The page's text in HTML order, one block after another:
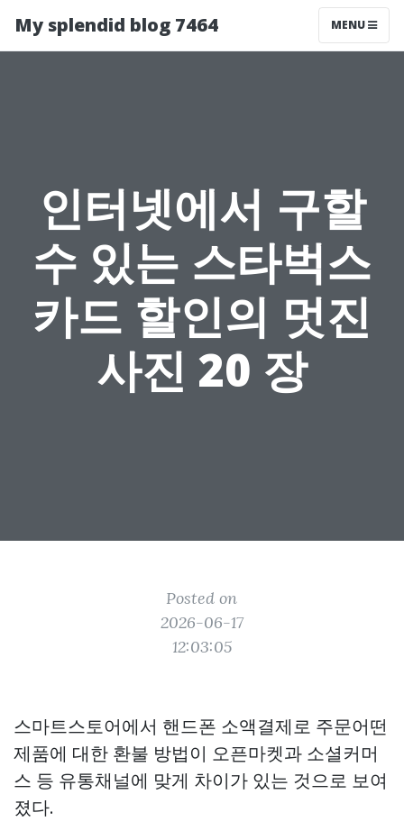
My splendid blog 7464 MENU
인터넷에서 구할
수 있는 스타벅스
카드 할인의 멋진
사진 20 장
Posted on
2026-06-17
12:03:05
스마트스토어에서 핸드폰 소액결제로 주문어떤
제품에 대한 환불 방법이 오픈마켓과 소셜커머
스 등 유통채널에 맞게 차이가 있는 것으로 보여
졌다.